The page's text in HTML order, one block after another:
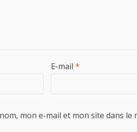
E-mail *
mon e-mail et mon site dans